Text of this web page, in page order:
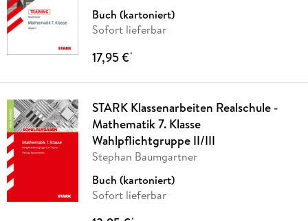
Buch (kartoniert)
Sofort lieferbar
17,95 €*
STARK Klassenarbeiten Realschule -
Mathematik 7. Klasse
Wahlpflichtgruppe II/III
Stephan Baumgartner
Buch (kartoniert)
Sofort lieferbar